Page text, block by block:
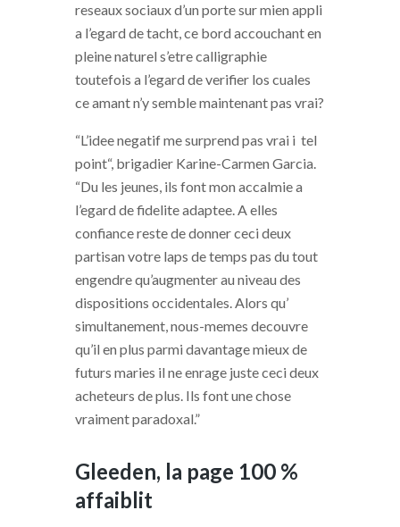
reseaux sociaux d’un porte sur mien appli
a l’egard de tacht, ce bord accouchant en
pleine naturel s’etre calligraphie
toutefois a l’egard de verifier los cuales
ce amant n’y semble maintenant pas vrai?
“L’idee negatif me surprend pas vrai i tel
point“, brigadier Karine-Carmen Garcia.
“Du les jeunes, ils font mon accalmie a
l’egard de fidelite adaptee. A elles
confiance reste de donner ceci deux
partisan votre laps de temps pas du tout
engendre qu’augmenter au niveau des
dispositions occidentales. Alors qu’
simultanement, nous-memes decouvre
qu’il en plus parmi davantage mieux de
futurs maries il ne enrage juste ceci deux
acheteurs de plus. Ils font une chose
vraiment paradoxal.”
Gleeden, la page 100 %
affaiblit